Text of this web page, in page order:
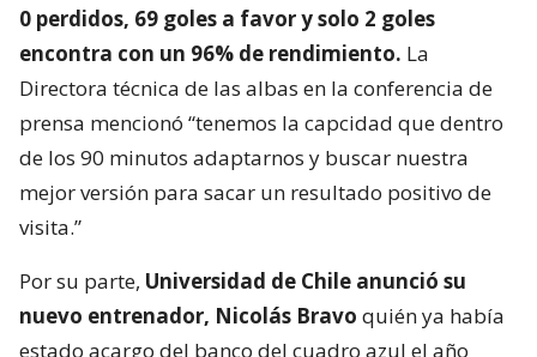
0 perdidos, 69 goles a favor y solo 2 goles
encontra con un 96% de rendimiento. La
Directora técnica de las albas en la conferencia de
prensa mencionó “tenemos la capcidad que dentro
de los 90 minutos adaptarnos y buscar nuestra
mejor versión para sacar un resultado positivo de
visita.”
Por su parte, Universidad de Chile anunció su
nuevo entrenador, Nicolás Bravo quién ya había
estado acargo del banco del cuadro azul el año